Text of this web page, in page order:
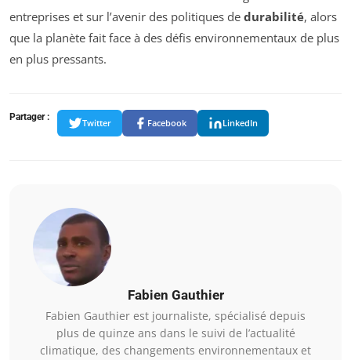
entreprises et sur l’avenir des politiques de durabilité, alors
que la planète fait face à des défis environnementaux de plus
en plus pressants.
Partager :
Twitter Facebook LinkedIn
Fabien Gauthier
Fabien Gauthier est journaliste, spécialisé depuis
plus de quinze ans dans le suivi de l’actualité
climatique, des changements environnementaux et